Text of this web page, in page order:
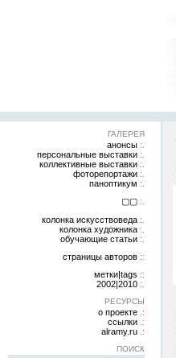
ГАЛЕРЕЯ
анонсы
персональные выставки
коллективные выставки
фоторепортажи
паноптикум
▢▢
колонка искусствоведа
колонка художника
обучающие статьи
страницы авторов
метки|tags
2002|2010
РЕСУРСЫ
о проекте
ссылки
alramy.ru
ПОИСК